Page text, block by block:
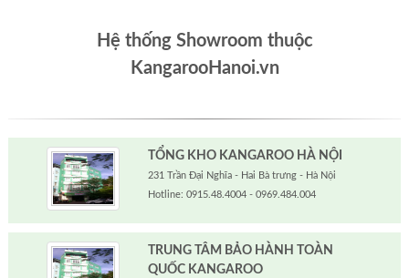
Hệ thống Showroom thuộc
KangarooHanoi.vn
TỔNG KHO KANGAROO HÀ NỘI
231 Trần Đại Nghĩa - Hai Bà trưng - Hà Nội
Hotline: 0915.48.4004 - 0969.484.004
TRUNG TÂM BẢO HÀNH TOÀN
QUỐC KANGAROO